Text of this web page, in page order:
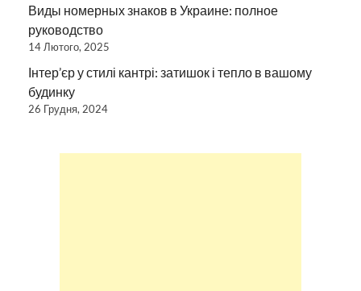
Виды номерных знаков в Украине: полное
руководство
14 Лютого, 2025
Інтер’єр у стилі кантрі: затишок і тепло в вашому
будинку
26 Грудня, 2024